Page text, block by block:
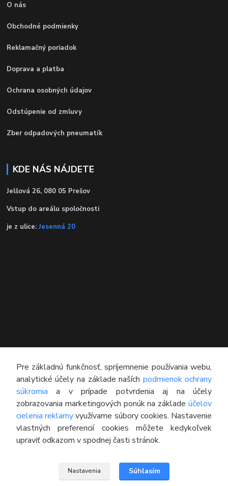
O nás
Obchodné podmienky
Reklamačný poriadok
Doprava a platba
Ochrana osobných údajov
Odstúpenie od zmluvy
Zber odpadových pneumatík
KDE NÁS NÁJDETE
Jelšová 26, 080 05 Prešov
Vstup do areálu spoločnosti
je z ulice: Jesenná 20
KONTAKT
Technický poradca
0948 609 608
(Po-Pia, 8:00-16:30)
info@pneumatikyaprotektory.sk
Pre základnú funkčnosť, spríjemnenie používania webu,
analytické účely na základe naších podmienok ochrany
súkromia a v prípade potvrdenia aj na účely
zobrazovania marketingových ponúk na základeúčelov
cielenia reklamyvyužívame súbory cookies. Nastavenie
vlastných preferencií cookies môžete kedykoľvek
upraviť odkazom v spodnej časti stránok.
Nastavenia Súhlasím